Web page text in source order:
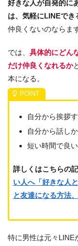
好きな人が自発的に
は、気軽にLINEでき
仲良くないのならま
では、 具体的にどん
だけ仲良くなれるか
本になる。
自分から挨拶
自分から話し
短い時間で良
詳しくはこちらの
い人へ「好きな人
と友達になる方法
特に男性は元々LINE